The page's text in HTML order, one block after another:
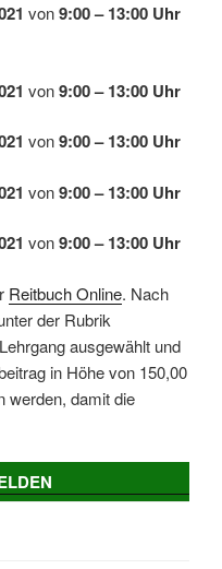
von9:00 – 13:00 Uhr
von9:00 – 13:00 Uhr
von9:00 – 13:00 Uhr
von9:00 – 13:00 Uhr
von9:00 – 13:00 Uhr
Reitbuch Online. Nach
der Rubrik
ausgewählt und
in Höhe von 150,00
werden, damit die